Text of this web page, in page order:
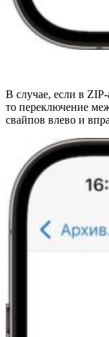
В случае, если в
то переключение
свайпов влево и